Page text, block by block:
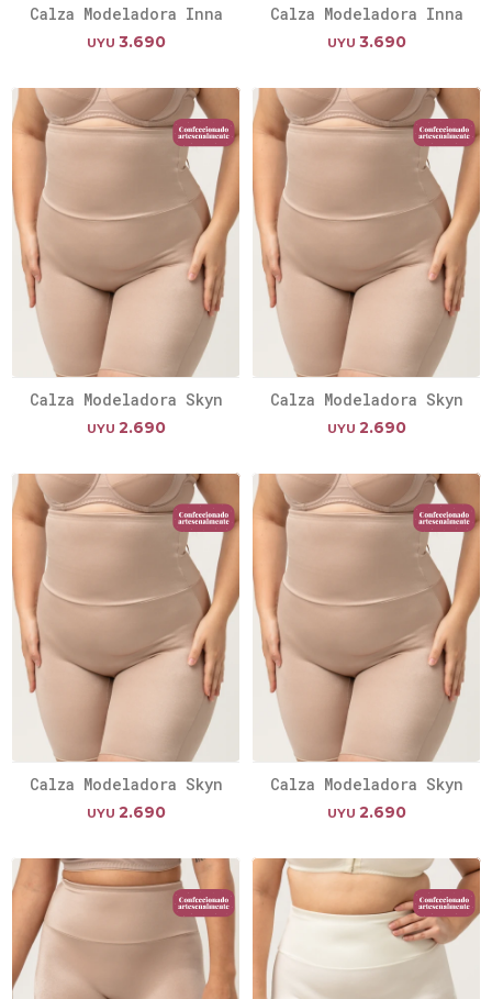
Calza Modeladora Inna
UYU 3.690
Calza Modeladora Inna
UYU 3.690
Calza Modeladora Skyn
UYU 2.690
Calza Modeladora Skyn
UYU 2.690
Calza Modeladora Skyn
UYU 2.690
Calza Modeladora Skyn
UYU 2.690